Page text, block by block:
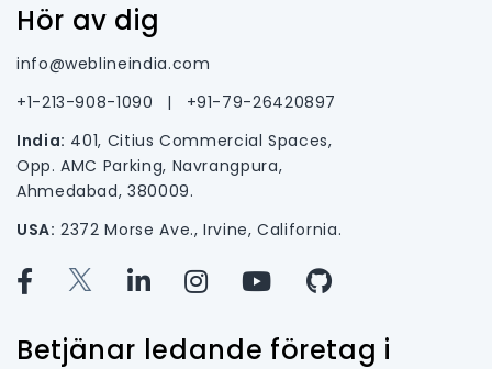
Hör av dig
info@weblineindia.com
+1-213-908-1090
|
+91-79-26420897
India: 401, Citius Commercial Spaces,
Opp. AMC Parking, Navrangpura,
Ahmedabad, 380009.
USA: 2372 Morse Ave., Irvine, California.
Betjänar ledande företag i